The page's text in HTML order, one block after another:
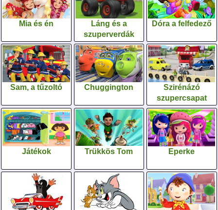
Mia és én
Láng és a
szuperverdák
Dóra a felfedező
Sam, a tűzoltó Chuggington
Szirénázó
szupercsapat
Játékok Trükkös Tom Eperke